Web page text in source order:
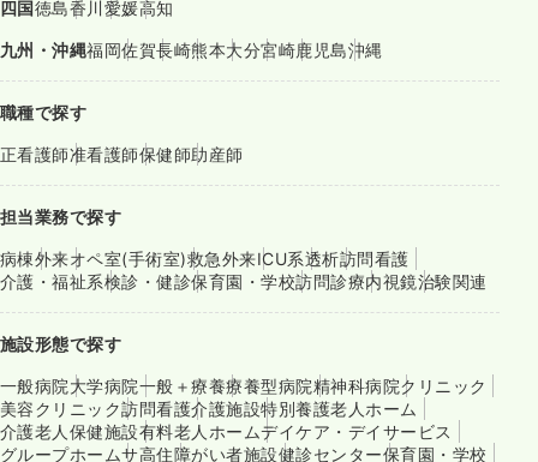
四国徳島香川愛媛高知
九州・沖縄福岡佐賀長崎熊本大分宮崎鹿児島沖縄
職種で探す
正看護師准看護師保健師助産師
担当業務で探す
病棟外来オペ室(手術室)救急外来ICU系透析訪問看護
介護・福祉系検診・健診保育園・学校訪問診療内視鏡治験関連
施設形態で探す
一般病院大学病院一般＋療養療養型病院精神科病院クリニック
美容クリニック訪問看護介護施設特別養護老人ホーム
介護老人保健施設有料老人ホームデイケア・デイサービス
グループホームサ高住障がい者施設健診センター保育園・学校